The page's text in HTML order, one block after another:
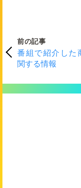
前の記事
番組で紹介した
関する情報